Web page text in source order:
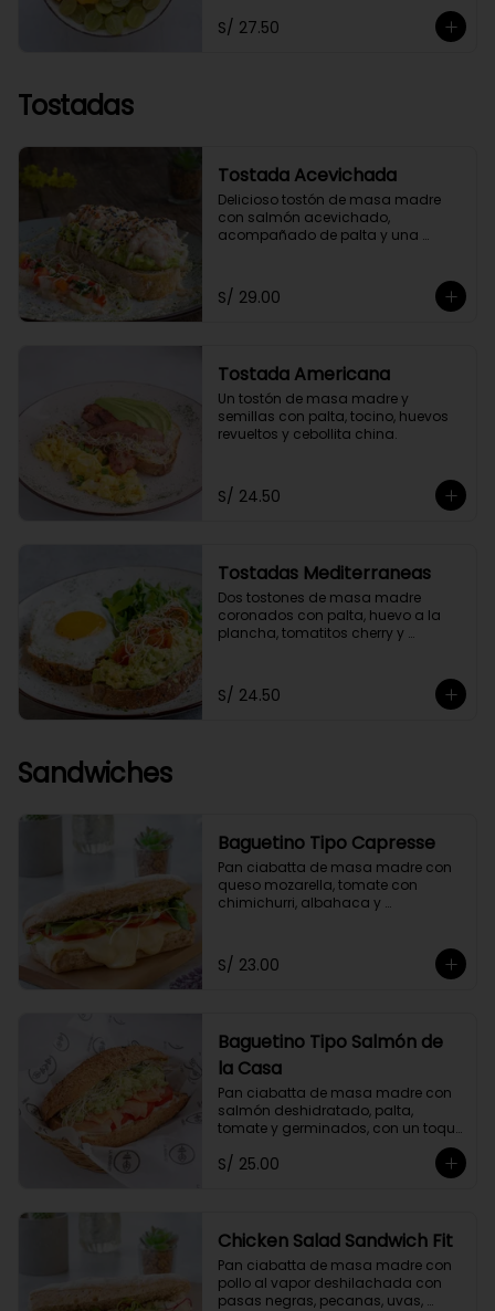
S/ 27.50
Tostadas
Tostada Acevichada
Delicioso tostón de masa madre
con salmón acevichado,
acompañado de palta y una
salsa acevichada a nuestro estilo
saludable.
S/ 29.00
Tostada Americana
Un tostón de masa madre y
semillas con palta, tocino, huevos
revueltos y cebollita china.
S/ 24.50
Tostadas Mediterraneas
Dos tostones de masa madre
coronados con palta, huevo a la
plancha, tomatitos cherry y
S/ 24.50
Sandwiches
Baguetino Tipo Capresse
Pan ciabatta de masa madre con
queso mozarella, tomate con
chimichurri, albahaca y
S/ 23.00
Baguetino Tipo Salmón de
la Casa
Pan ciabatta de masa madre con
salmón deshidratado, palta,
tomate y germinados, con un toque
cebolla china.
S/ 25.00
Chicken Salad Sandwich Fit
Pan ciabatta de masa madre con
pollo al vapor deshilachada con
pasas negras, pecanas, uvas,